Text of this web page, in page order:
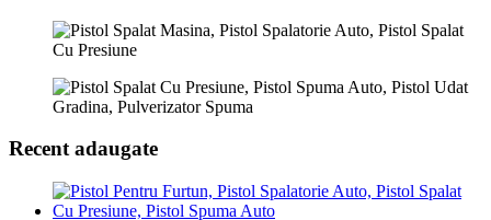
Recent adaugate